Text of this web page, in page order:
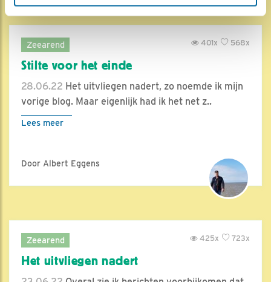
Zeearend 568x
401x
Stilte voor het einde
28.06.22 Het uitvliegen nadert, zo noemde ik mijn
vorige blog. Maar eigenlijk had ik het net z..
Lees meer
Door Albert Eggens
Zeearend 723x
425x
Het uitvliegen nadert